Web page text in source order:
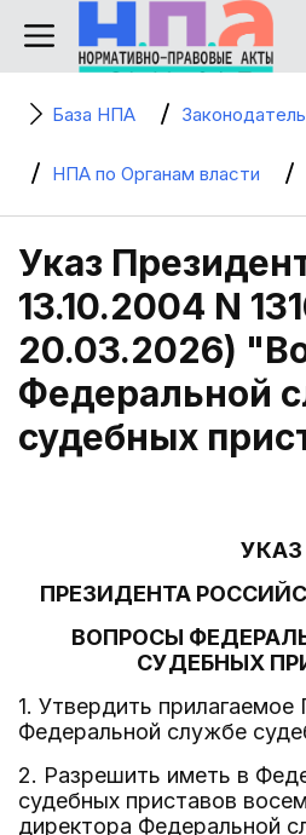
База НПА
НПА по Органам власти
Указ
13.10.2004 N
20.03.2026)
Федеральной
судебных
УКАЗ
ПРЕЗИДЕНТА
ВОПРОСЫ
СУДЕБНЫХ
1. Утвердить
Федеральной службе
2. Разрешить иметь в
судебных приставов
директора Федеральной